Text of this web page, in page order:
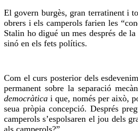
El govern burgès, gran terratinent i
obrers i els camperols farien les
Stalin ho digué un mes després de
sinó en els fets polítics.
Com el curs posterior dels
permanent sobre la separació
democràticai que, només per això,
seua pròpia concepció. Després
camperols s’espolsaren el jou dels